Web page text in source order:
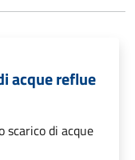
acque reflue
scarico di acque